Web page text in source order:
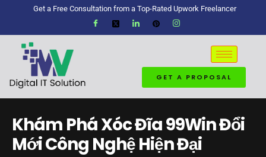
Get a Free Consultation from a Top-Rated Upwork Freelancer
GET A PROPOSAL
Khám Phá Xóc Đĩa 99Win Đổi
Mới Công Nghệ Hiện Đại